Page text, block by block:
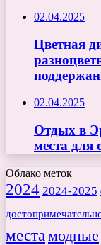
02.04.2025
Цветная
02.04.2025
Отдых в
места для
Облако меток
2024 2024-2025
места модные